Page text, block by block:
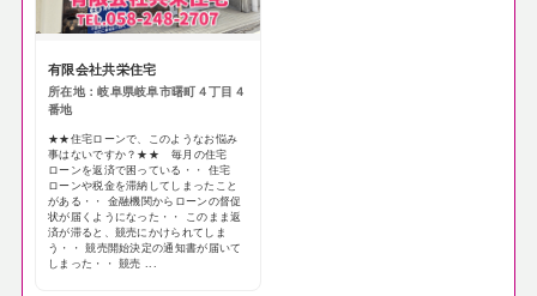
有限会社共栄住宅
所在地：岐阜県岐阜市曙町４丁目４
番地
★★住宅ローンで、このようなお悩み
事はないですか？★★ 毎月の住宅
ローンを返済で困っている・・ 住宅
ローンや税金を滞納してしまったこと
がある・・ 金融機関からローンの督促
状が届くようになった・・ このまま返
済が滞ると、競売にかけられてしま
う・・ 競売開始決定の通知書が届いて
しまった・・ 競売 ...